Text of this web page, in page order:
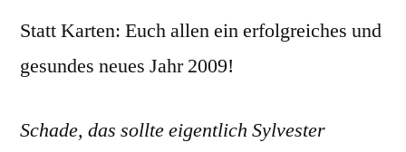
Statt Karten: Euch allen ein erfolgreiches und
gesundes neues Jahr 2009!
Schade, das sollte eigentlich Sylvester